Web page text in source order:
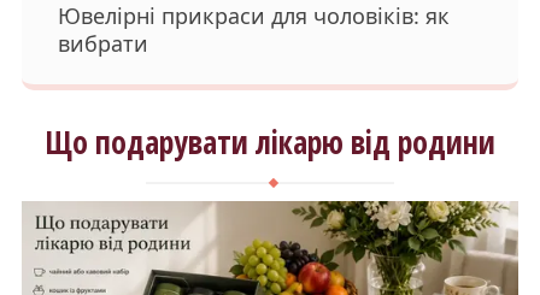
Ювелірні прикраси для чоловіків: як
вибрати
Що подарувати лікарю від родини